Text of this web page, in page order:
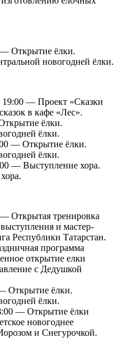
Открытие ёлки.
новогодней ёлки.
19:00 — Проект «Сказки
в кафе «Лес».
ёлки.
ёлки.
— Открытие ёлки.
ёлки.
— Выступление хора.
Открытая тренировка
и мастер-
Республики Татарстан.
программа
открытие елки
с Дедушкой
Открытие ёлки.
ёлки.
— Открытие ёлки
новогоднее
и Снегурочкой.